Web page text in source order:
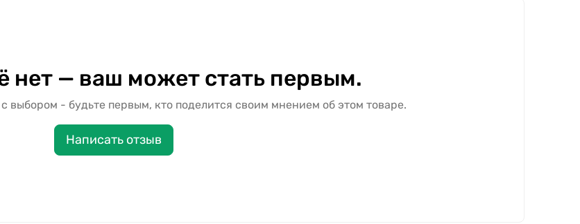
нет — ваш может стать первым.
выбором - будьте первым, кто поделится своим мнением об этом товаре.
Написать отзыв